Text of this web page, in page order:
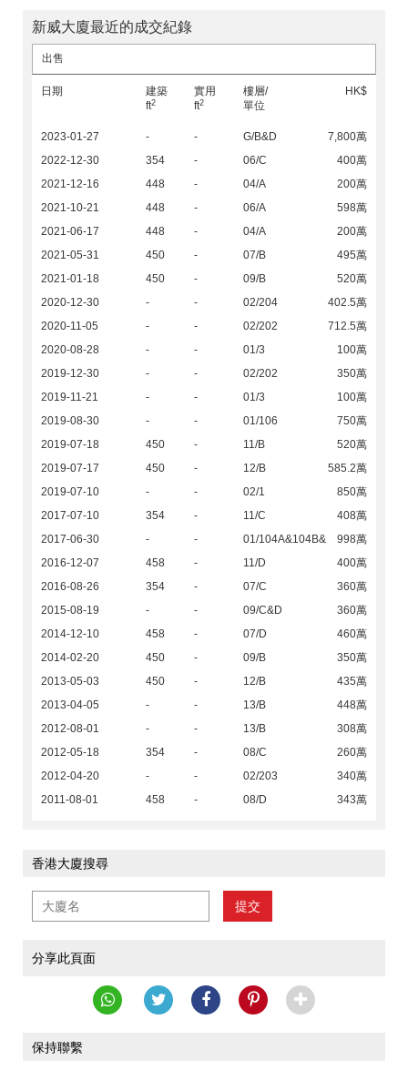
新威大廈最近的成交紀錄
出售
日期
建築
ft2
實用
ft2
樓層/
單位
HK$
2023-01-27 - - G/B&D
7,800萬
2022-12-30
354 - 06/C
400萬
2021-12-16
448 - 04/A
200萬
2021-10-21
448 - 06/A
598萬
2021-06-17
448 - 04/A
200萬
2021-05-31
450 - 07/B
495萬
2021-01-18
450 - 09/B
520萬
2020-12-30
- - 02/204
402.5萬
2020-11-05
- - 02/202
712.5萬
2020-08-28
- - 01/3
100萬
2019-12-30
- - 02/202
350萬
2019-11-21
- - 01/3
100萬
2019-08-30
- - 01/106
750萬
2019-07-18
450 - 11/B
520萬
2019-07-17
450 - 12/B
585.2萬
2019-07-10
- - 02/1
850萬
2017-07-10
354 - 11/C
408萬
2017-06-30
- - 01/104A&104B&
998萬
2016-12-07
458 - 11/D
400萬
2016-08-26
354 - 07/C
360萬
2015-08-19
- - 09/C&D
360萬
2014-12-10
458 - 07/D
460萬
2014-02-20
450 - 09/B
350萬
2013-05-03
450 - 12/B
435萬
2013-04-05
- - 13/B
448萬
2012-08-01
- - 13/B
308萬
2012-05-18
354 - 08/C
260萬
2012-04-20
- - 02/203
340萬
2011-08-01
458 - 08/D 343萬
香港大廈搜尋
提交
分享此頁面
保持聯繫